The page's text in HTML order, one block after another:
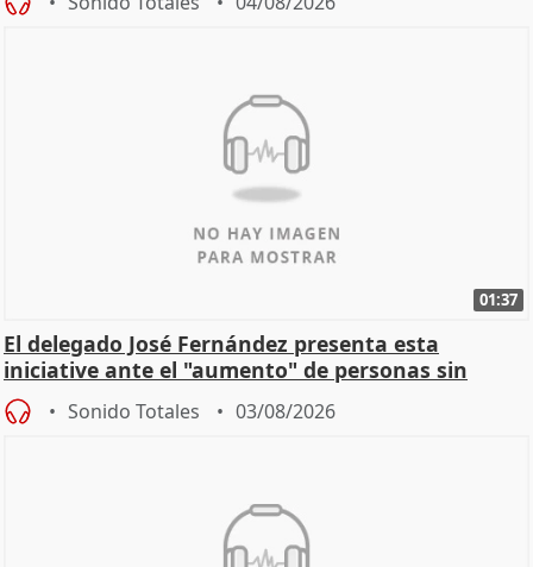
01:37
El delegado José Fernández presenta esta
iniciative ante el "aumento" de personas sin
hogar en Madri
Sonido Totales 03/08/2026